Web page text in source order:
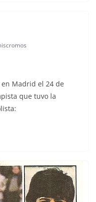
Madrid el 24 de
que tuvo la